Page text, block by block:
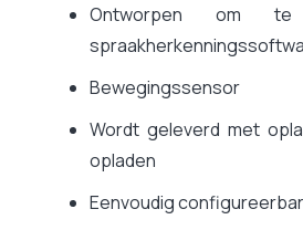
Ontworpen om
Bewegingssensor
Wordt geleverd met
opladen
Eenvoudig